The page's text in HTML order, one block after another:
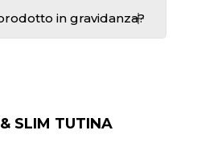
in gravidanza?
SLIM TUTINA